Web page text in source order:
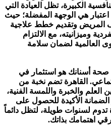
الكبيرة، تظل العيادة التي
هي الوجهة المفضلة؛ حيث
المريض وتقديم خطط علاجية
وميزانيته، مع الالتزام
العالمية لضمان سلامة
صحة أسنانك هو استثمار في
القاهرة تضم نخبة من
العلم والخبرة واللمسة الفنية،
الأكيدة للحصول على
لسنوات طويلة، لتظل دائماً
اهتمامك بذاتك.